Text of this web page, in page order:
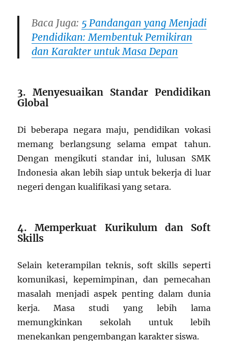
Baca Juga: 5 Pandangan yang Menjadi
Pendidikan: Membentuk Pemikiran
dan Karakter untuk Masa Depan
3. Menyesuaikan Standar Pendidikan
Global
Di beberapa negara maju, pendidikan vokasi
memang berlangsung selama empat tahun.
Dengan mengikuti standar ini, lulusan SMK
Indonesia akan lebih siap untuk bekerja di luar
negeri dengan kualifikasi yang setara.
4. Memperkuat Kurikulum dan Soft
Skills
Selain keterampilan teknis, soft skills seperti
komunikasi, kepemimpinan, dan pemecahan
masalah menjadi aspek penting dalam dunia
kerja. Masa studi yang lebih lama
memungkinkan sekolah untuk lebih
menekankan pengembangan karakter siswa.